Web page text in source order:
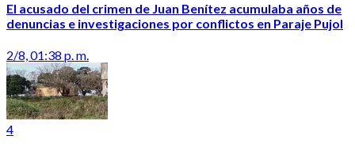
El acusado del crimen de Juan Benítez acumulaba años de
denuncias e investigaciones por conflictos en Paraje Pujol
2/8, 01:38 p. m.
4